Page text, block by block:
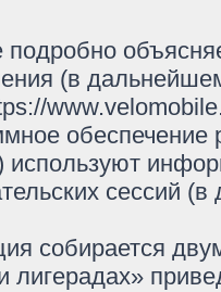
(в
используют
сессий
собирается
лигерадах»